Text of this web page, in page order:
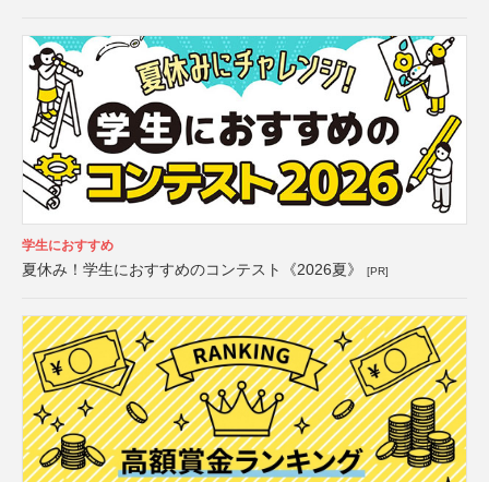
学生におすすめ
夏休み！学生におすすめのコンテスト《2026夏》 [PR]